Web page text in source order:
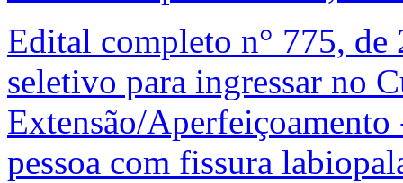
Edital completo n° 775, de
seletivo para ingressar no
Extensão/
pessoa com fissura